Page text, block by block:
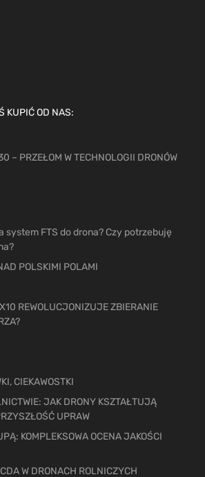
KUPIĆ OD NAS:
– PRZEŁOM W TECHNOLOGII DRONÓW
system FTS do drona? Czy potrzebuję
POLSKIMI POLAMI
REWOLUCJONIZUJE ZBIERANIE
CIEKAWOSTKI
JAK DRONY KSZTAŁTUJĄ
UPRAW
KOMPLEKSOWA OCENA JAKOŚCI
W DRONACH ROLNICZYCH